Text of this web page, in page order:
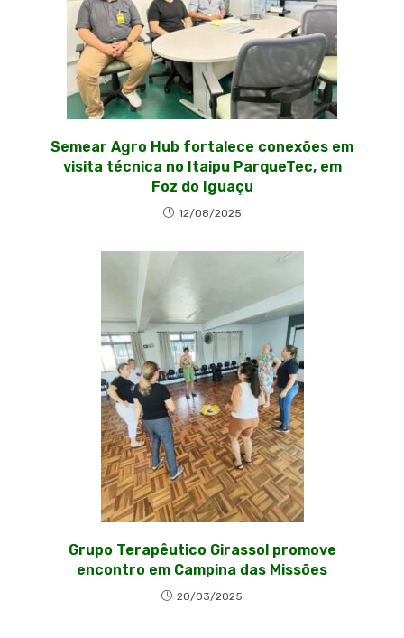
Semear Agro Hub fortalece conexões em
visita técnica no Itaipu ParqueTec, em
Foz do Iguaçu
12/08/2025
Grupo Terapêutico Girassol promove
encontro em Campina das Missões
20/03/2025